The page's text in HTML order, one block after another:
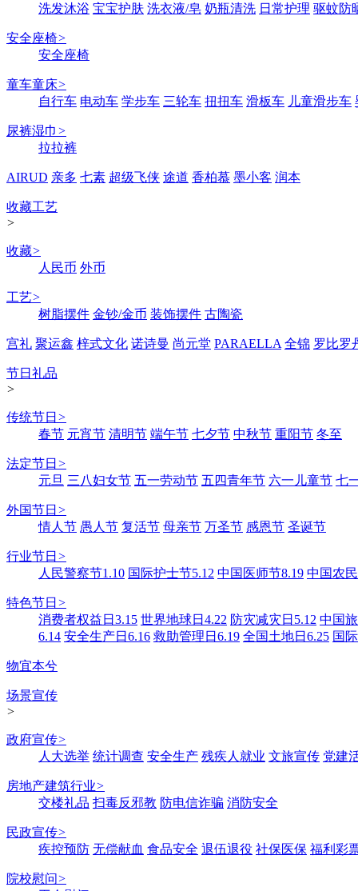
洗发沐浴 宝宝护肤 洗衣液/皂 奶瓶清洗 日常护理 驱蚊防
安全座椅>
安全座椅
童车童床>
自行车 电动车 学步车 三轮车 扭扭车 滑板车 儿童滑步车
尿裤湿巾 >
拉拉裤
AIRUD 亲多 七素 超级飞侠 途道 香柏慕 墨小客 润本
收藏工艺
>
收藏>
人民币 外币
工艺>
树脂摆件 金钞/金币 装饰摆件 古陶瓷
宫礼 聚运鑫 梓式文化 诺诗曼 尚元堂 PARAELLA 全锦 罗比罗
节日礼品
>
传统节日 >
春节 元宵节 清明节 端午节 七夕节 中秋节 重阳节 冬至
法定节日 >
元旦 三八妇女节 五一劳动节 五四青年节 六一儿童节 七
外国节日 >
情人节 愚人节 复活节 母亲节 万圣节 感恩节 圣诞节
行业节日 >
人民警察节1.10 国际护士节5.12 中国医师节8.19 中国农
特色节日 >
消费者权益日3.15 世界地球日4.22 防灾减灾日5.12 中国
6.14 安全生产日6.16 救助管理日6.19 全国土地日6.25 国
物宜本兮
场景宣传
>
政府宣传>
人大选举 统计调查 安全生产 残疾人就业 文旅宣传 党建
房地产建筑行业>
交楼礼品 扫毒反邪教 防电信诈骗 消防安全
民政宣传>
疾控预防 无偿献血 食品安全 退伍退役 社保医保 福利彩
院校慰问>